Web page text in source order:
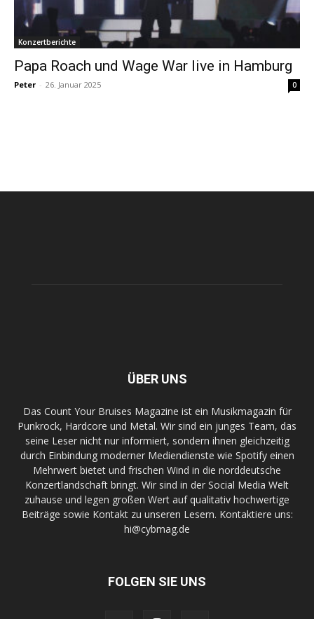
Konzertberichte
Papa Roach und Wage War live in Hamburg
Peter - 26. Januar 2025 0
ÜBER UNS
Das Count Your Bruises Magazine ist ein Musikmagazin für
Punkrock, Hardcore und Metal. Wir sind ein junges Team, das
seine Leser nicht nur informiert, sondern ihnen gleichzeitig
durch Einbindung moderner Mediendienste wie Spotify einen
Mehrwert bietet und frischen Wind in die norddeutsche
Konzertlandschaft bringt. Wir sind in der Social Media Welt
zuhause und legen großen Wert auf qualitativ hochwertige
Beiträge sowie Kontakt zu unseren Lesern. Kontaktiere uns:
hi@cybmag.de
FOLGEN SIE UNS